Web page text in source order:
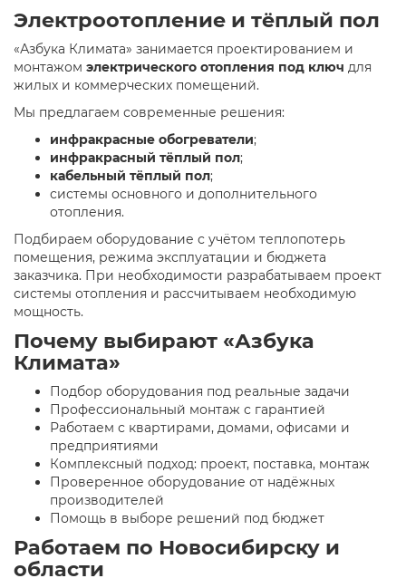
Электроотопление и тёплый пол
«Азбука Климата» занимается проектированием и
монтажом электрического отопления под ключ для
жилых и коммерческих помещений.
Мы предлагаем современные решения:
инфракрасные обогреватели;
инфракрасный тёплый пол;
кабельный тёплый пол;
системы основного и дополнительного
отопления.
Подбираем оборудование с учётом теплопотерь
помещения, режима эксплуатации и бюджета
заказчика. При необходимости разрабатываем проект
системы отопления и рассчитываем необходимую
мощность.
Почему выбирают «Азбука
Климата»
Подбор оборудования под реальные задачи
Профессиональный монтаж с гарантией
Работаем с квартирами, домами, офисами и
предприятиями
Комплексный подход: проект, поставка, монтаж
Проверенное оборудование от надёжных
производителей
Помощь в выборе решений под бюджет
Работаем по Новосибирску и
области